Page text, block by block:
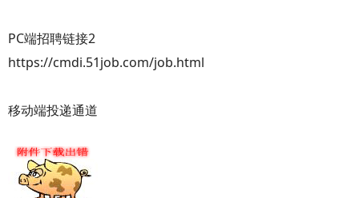
PC端招聘链接2
https://cmdi.51job.com/job.html
移动端投递通道